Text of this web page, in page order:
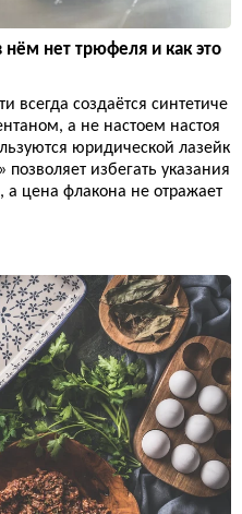
нет трюфеля и как это
всегда создаётся синтетиче
а не настоем настоя
юридической лазейк
избегать указания
а цена флакона не отражает